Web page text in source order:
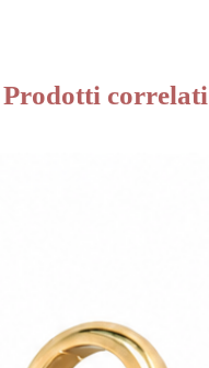
Prodotti correlati